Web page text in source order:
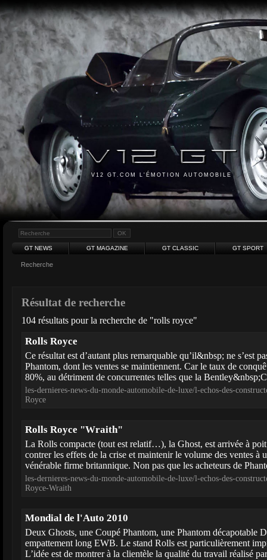
V12 GT.COM L'ÉMOTION AUTOMOBILE
GT NEWS GT MAGAZINE GT CLASSIC GT SPORT
Recherche
Résultat de recherche
104 résultats pour la recherche de "rolls royce"
Rolls Royce
Ce résultat est d’autant plus remarquable qu’il&nbsp; ne s’est
Phantom, dont les ventes se maintiennent. Car le taux de
80%, au détriment de concurrentes telles que la
les-dernieres-news-du-monde-automobile-de-luxe/l-echos-des-
Royce
Rolls Royce "Wraith"
La Rolls compacte (tout est relatif…), la Ghost, est arrivée à
contrer les effets de la crise et maintenir le volume des ventes à
vénérable firme britannique. Non pas que les acheteurs de
les-dernieres-news-du-monde-automobile-de-luxe/l-echos-des-
Royce-Wraith
Mondial de l'Auto 2010
Deux Ghosts, une Coupé Phantom, une Phantom décapotable
empattement long EWB. Le stand Rolls est particulièrement
L’idée est de montrer à la clientèle la qualité du travail réalisé